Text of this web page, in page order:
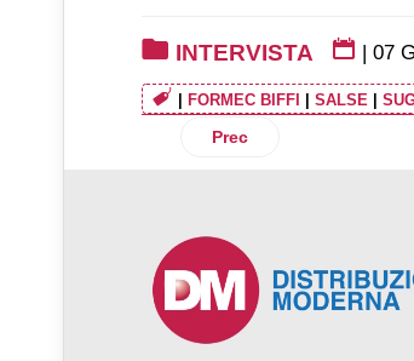
INTERVISTA | 07
| FORMEC BIFFI | SALSE |
Articolo precedente:
Prec